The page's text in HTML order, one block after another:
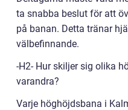
ta snabba beslut för att
på banan. Detta tränar
välbefinnande.
-H2- Hur skiljer sig olika
varandra?
Varje höghöjdsbana i